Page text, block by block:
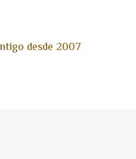
desde 2007